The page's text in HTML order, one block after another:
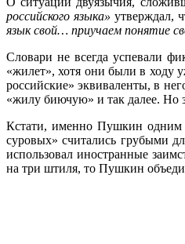
российского языка» утверждал,
язык свой… приучаем понятие
Словари не всегда успевали
«жилет», хотя они были в ходу
российские» эквиваленты, в
«жилу биючую» и так далее. Но
Кстати, именно Пушкин одним
суровых» считались грубыми
использовал иностранные
на три штиля, то Пушкин